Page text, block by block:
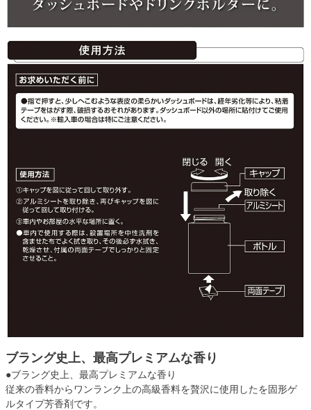
ブラング史上、最高プレミアムな香り
●ブラング史上、最高プレミアムな香り
従来の香料からワンランク上の高級香料を贅沢に使用したを固形ゲ
ルタイプ芳香剤です。